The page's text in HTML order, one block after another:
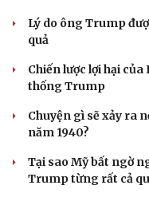
Lý do ông Trump
quả
Chiến lược lợi hại
thống Trump
Chuyện gì sẽ xảy ra
năm 1940?
Tại sao Mỹ bất ngờ
Trump từng rất cả